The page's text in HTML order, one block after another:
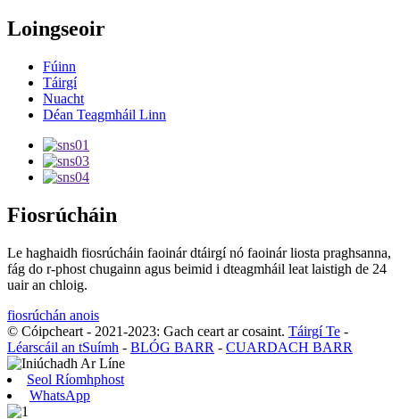
Loingseoir
Fúinn
Táirgí
Nuacht
Déan Teagmháil Linn
Fiosrúcháin
Le haghaidh fiosrúcháin faoinár dtáirgí nó faoinár liosta praghsanna,
fág do r-phost chugainn agus beimid i dteagmháil leat laistigh de 24
uair an chloig.
fiosrúchán anois
© Cóipcheart - 2021-2023: Gach ceart ar cosaint. Táirgí Te -
Léarscáil an tSuímh - BLÓG BARR - CUARDACH BARR
Seol Ríomhphost
WhatsApp